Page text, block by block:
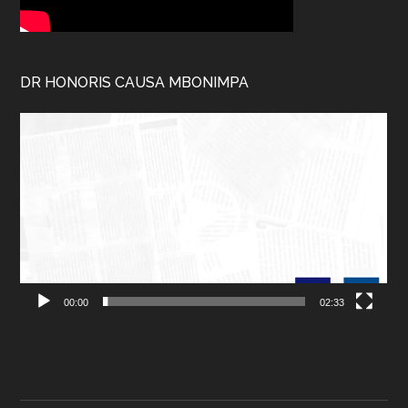
DR HONORIS CAUSA MBONIMPA
00:00 02:33